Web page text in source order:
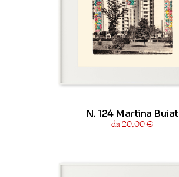
N. 124 Martina Buiat
da 20,00 €